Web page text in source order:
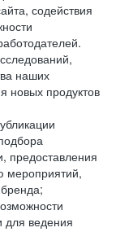
содействия
наших
новых продуктов
предоставления
мероприятий,
для ведения